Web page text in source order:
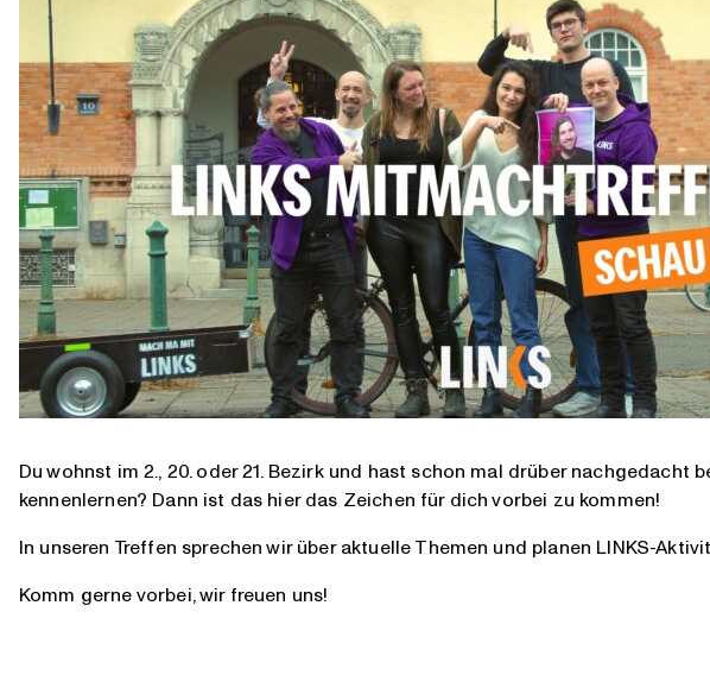
Du wohnst im 2., 20. oder 21. Bezirk und hast schon mal drüber nachgedacht
kennenlernen? Dann ist das hier das Zeichen für dich vorbei zu kommen!
In unseren Treffen sprechen wir über aktuelle Themen und planen LINKS-
Komm gerne vorbei, wir freuen uns!